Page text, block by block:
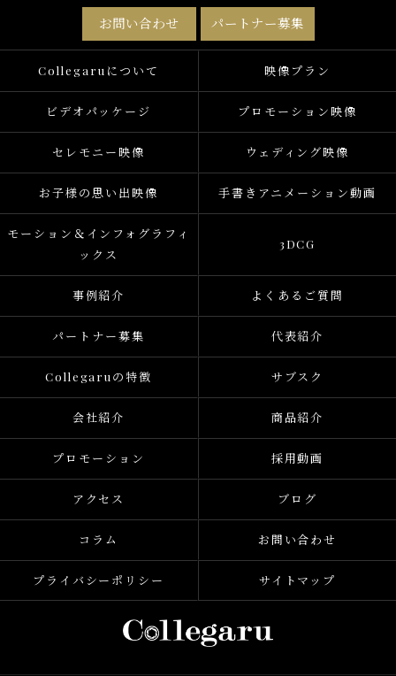
お問い合わせ パートナー募集
Collegaruについて 映像プラン
ビデオパッケージ プロモーション映像
セレモニー映像 ウェディング映像
お子様の思い出映像 手書きアニメーション動画
モーション＆インフォグラフィ
ックス
3DCG
事例紹介 よくあるご質問
パートナー募集 代表紹介
Collegaruの特徴 サブスク
会社紹介 商品紹介
プロモーション 採用動画
アクセス ブログ
コラム お問い合わせ
プライバシーポリシー サイトマップ